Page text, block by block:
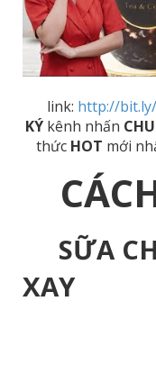
link: http://
KÝkênh nhấn
thức HOT mới
SỮA
XAY